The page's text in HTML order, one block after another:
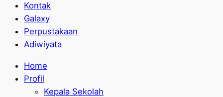
Kontak
Galaxy
Perpustakaan
Adiwiyata
Home
Profil
Kepala Sekolah